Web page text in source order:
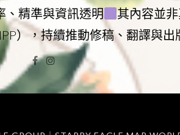
、精準與資訊透明 其內容並
），持續推動修稿、翻譯與出
Facebook
Instagram